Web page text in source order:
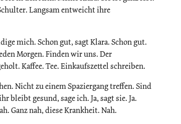
Langsam entweicht ihre
mich. Schon gut, sagt Klara. Schon gut.
Morgen. Finden wir uns. Der
Kaffee. Tee. Einkaufszettel schreiben.
Nicht zu einem Spaziergang treffen. Sind
bleibt gesund, sage ich. Ja, sagt sie. Ja.
Ganz nah, diese Krankheit. Nah.